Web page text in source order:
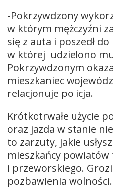
-Pokrzywdzony
w którym mężczyźni
się z auta i poszedł
w której udzielono
Pokrzywdzonym
mieszkaniec
relacjonuje policja.
Krótkotrwałe użycie
oraz jazda w stanie
to zarzuty, jakie
mieszkańcy
i przeworskiego.
pozbawienia wolności.